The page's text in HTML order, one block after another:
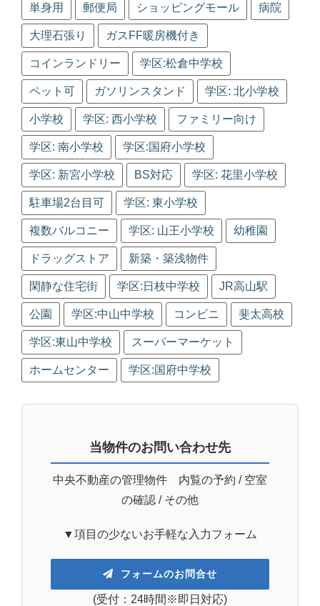
単身用 郵便局 ショッピングモール 病院
大理石張り ガスFF暖房機付き
コインランドリー 学区:松倉中学校
ペット可 ガソリンスタンド 学区: 北小学校
小学校 学区: 西小学校 ファミリー向け
学区: 南小学校 学区:国府小学校
学区: 新宮小学校 BS対応 学区: 花里小学校
駐車場2台目可 学区: 東小学校
複数バルコニー 学区: 山王小学校 幼稚園
ドラッグストア 新築・築浅物件
閑静な住宅街 学区:日枝中学校 JR高山駅
公園 学区:中山中学校 コンビニ 斐太高校
学区:東山中学校 スーパーマーケット
ホームセンター 学区:国府中学校
当物件のお問い合わせ先
中央不動産の管理物件 内覧の予約 / 空室
の確認 / その他
▼項目の少ないお手軽な入力フォーム
フォームのお問合せ
(受付：24時間※即日対応)